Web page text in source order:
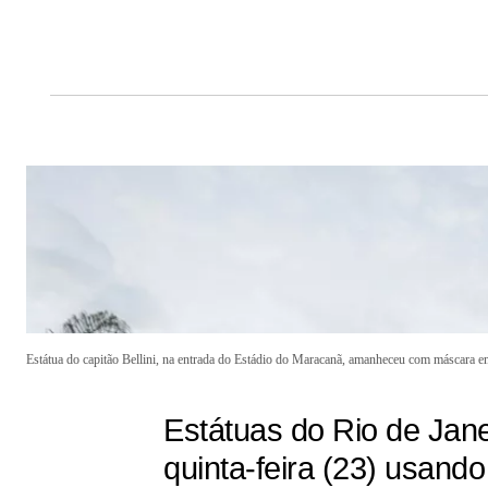
Estátua do capitão Bellini, na entrada do Estádio do Maracanã, amanheceu com
Estátuas do Rio de
quinta-feira (23)